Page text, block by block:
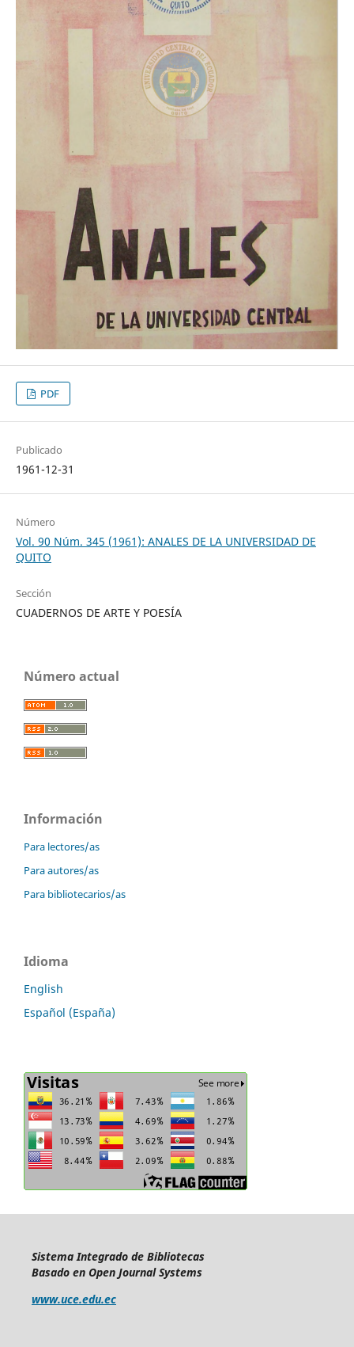
PDF
Publicado
1961-12-31
Número
Vol. 90 Núm. 345 (1961): ANALES DE LA UNIVERSIDAD DE
QUITO
Sección
CUADERNOS DE ARTE Y POESÍA
Número actual
Información
Para lectores/as
Para autores/as
Para bibliotecarios/as
Idioma
English
Español (España)
Sistema Integrado de Bibliotecas
Basado en Open Journal Systems
www.uce.edu.ec